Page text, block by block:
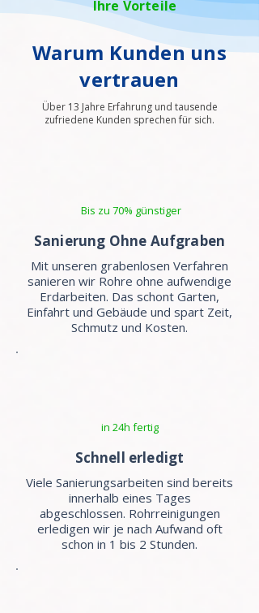
Ihre Vorteile
Warum Kunden uns
vertrauen
Über 13 Jahre Erfahrung und tausende
zufriedene Kunden sprechen für sich.
Bis zu 70% günstiger
Sanierung Ohne Aufgraben
Mit unseren grabenlosen Verfahren
sanieren wir Rohre ohne aufwendige
Erdarbeiten. Das schont Garten,
Einfahrt und Gebäude und spart Zeit,
Schmutz und Kosten.
in 24h fertig
Schnell erledigt
Viele Sanierungsarbeiten sind bereits
innerhalb eines Tages
abgeschlossen. Rohrreinigungen
erledigen wir je nach Aufwand oft
schon in 1 bis 2 Stunden.